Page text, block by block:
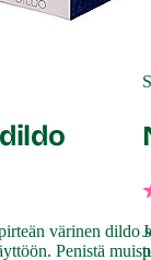
värinen dildo
Penistä